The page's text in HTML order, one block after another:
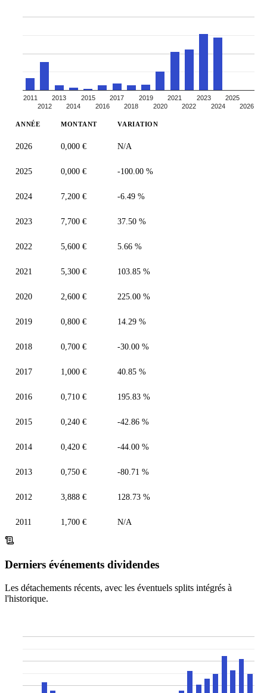
2011
2012
2013
2014
2015
2016
2017
2018
2019
2020
2021
2022
2023
2024
2025
2026
ANNÉE MONTANT VARIATION
2026 0,000 € N/A
2025 0,000 € -100.00 %
2024 7,200 € -6.49 %
2023 7,700 € 37.50 %
2022 5,600 € 5.66 %
2021 5,300 € 103.85 %
2020 2,600 € 225.00 %
2019 0,800 € 14.29 %
2018 0,700 € -30.00 %
2017 1,000 € 40.85 %
2016 0,710 € 195.83 %
2015 0,240 € -42.86 %
2014 0,420 € -44.00 %
2013 0,750 € -80.71 %
2012 3,888 € 128.73 %
2011 1,700 € N/A
Derniers événements dividendes
Les détachements récents, avec les éventuels splits intégrés à
l'historique.